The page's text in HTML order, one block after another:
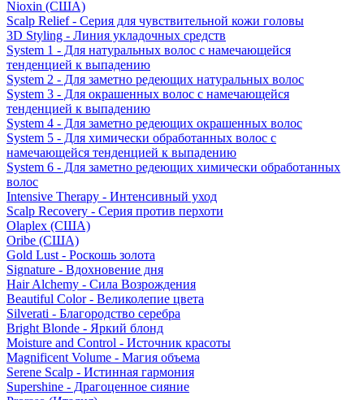
Nioxin (США)
Scalp Relief - Серия для чувствительной кожи головы
3D Styling - Линия укладочных средств
System 1 - Для натуральных волос с намечающейся
тенденцией к выпадению
System 2 - Для заметно редеющих натуральных волос
System 3 - Для окрашенных волос с намечающейся
тенденцией к выпадению
System 4 - Для заметно редеющих окрашенных волос
System 5 - Для химически обработанных волос с
намечающейся тенденцией к выпадению
System 6 - Для заметно редеющих химически обработанных
волос
Intensive Therapy - Интенсивный уход
Scalp Recovery - Серия против перхоти
Olaplex (США)
Oribe (США)
Gold Lust - Роскошь золота
Signature - Вдохновение дня
Hair Alchemy - Сила Возрождения
Beautiful Color - Великолепие цвета
Silverati - Благородство серебра
Bright Blonde - Яркий блонд
Moisture and Control - Источник красоты
Magnificent Volume - Магия объема
Serene Scalp - Истинная гармония
Supershine - Драгоценное сияние